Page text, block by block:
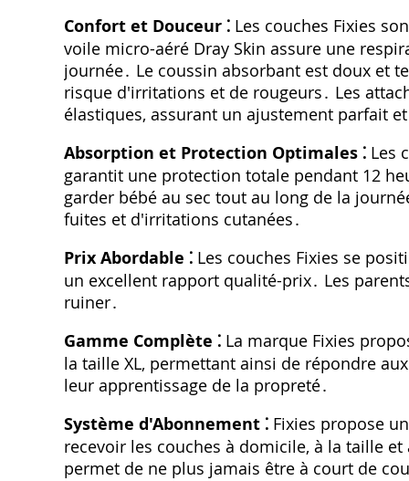
Confort et Douceur ⁚ Les couches Fixies
voile micro-aéré Dray Skin assure une
journée․ Le coussin absorbant est doux et
risque d'irritations et de rougeurs․ Les
élastiques‚ assurant un ajustement parfait
Absorption et Protection Optimales ⁚ Les
garantit une protection totale pendant 12
garder bébé au sec tout au long de la
fuites et d'irritations cutanées․
Prix Abordable ⁚ Les couches Fixies se
un excellent rapport qualité-prix․ Les
ruiner․
Gamme Complète ⁚ La marque Fixies
la taille XL‚ permettant ainsi de répondre
leur apprentissage de la propreté․
Système d'Abonnement ⁚ Fixies propose
recevoir les couches à domicile‚ à la taille
permet de ne plus jamais être à court de